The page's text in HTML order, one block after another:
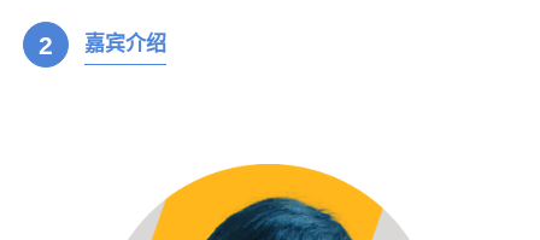
2 嘉宾介绍